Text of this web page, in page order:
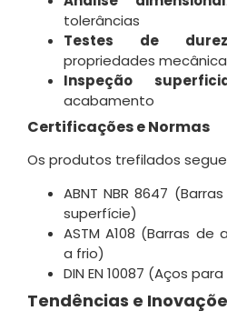
tolerâncias
Testes de
propriedades
Inspeção
acabamento
Certificações e Normas
Os produtos trefilados
ABNT NBR 8647
superfície)
ASTM A108 (Barras
a frio)
DIN EN 10087 (Aços
Tendências e